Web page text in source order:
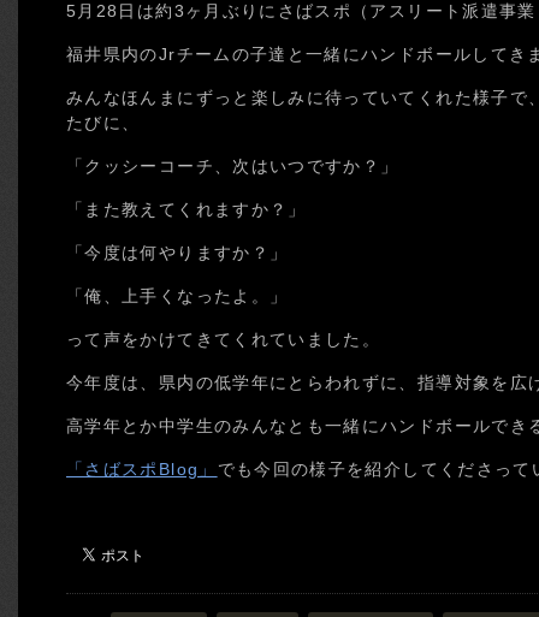
5月28日は約3ヶ月ぶりにさばスポ（アスリート派遣事
福井県内のJrチームの子達と一緒にハンドボールしてき
みんなほんまにずっと楽しみに待っていてくれた様子で
たびに、
「クッシーコーチ、次はいつですか？」
「また教えてくれますか？」
「今度は何やりますか？」
「俺、上手くなったよ。」
って声をかけてきてくれていました。
今年度は、県内の低学年にとらわれずに、指導対象を広
高学年とか中学生のみんなとも一緒にハンドボールでき
「さばスポBlog」 でも今回の様子を紹介してくださって